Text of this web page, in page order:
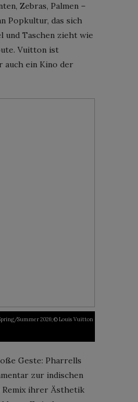
Zebras, Palmen –
Popkultur, das sich
und Taschen zieht wie
Vuitton ist
auch ein Kino der
Summer 2026; © Louis Vuitton
Geste: Pharrells
zur indischen
Remix ihrer Ästhetik